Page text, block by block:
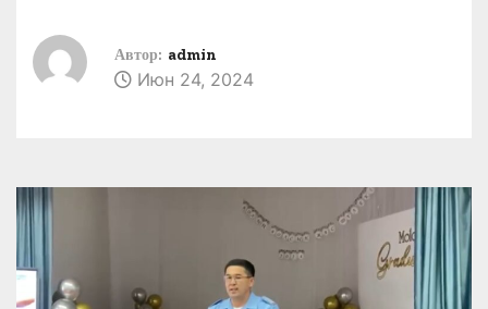
Автор: admin
Июн 24, 2024